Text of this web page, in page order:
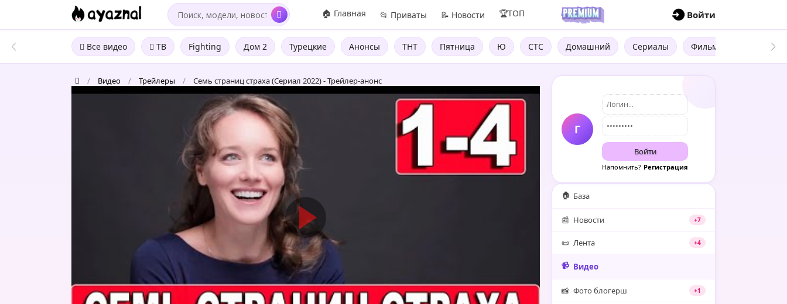
🏠 Главная 📂 Приваты 📝 Новости 🏆ТОП Войти
Все видео ТВ Fighting Дом 2 Турецкие Анонсы ТНТ Пятница Ю СТС Домашний Сериалы Фильмы Трейлеры
/ Видео / Трейлеры / Семь страниц страха (Сериал 2022) - Трейлер-анонс
Г
Войти
Напомнить? Регистрация
🏠 База
📰 Новости +7
📜 Лента +4
📹 Видео
📸 Фото блогерш +1